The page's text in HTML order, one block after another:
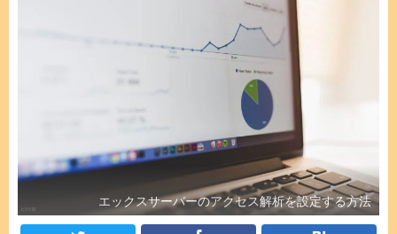
エックスサーバーのアクセス解析を設定する方法